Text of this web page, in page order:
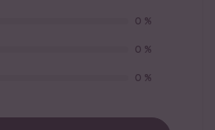
0 %
0 %
0 %